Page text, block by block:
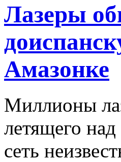
Лазеры
Амазонке
Миллионы
летящего
сеть